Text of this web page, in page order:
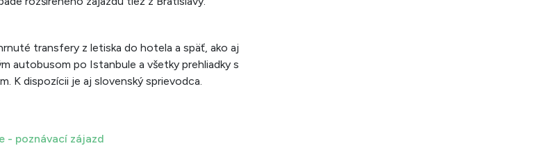
transfery z letiska do hotela a späť, ako aj
autobusom po Istanbule a všetky prehliadky s
K dispozícii je aj slovenský sprievodca.
- poznávací zájazd